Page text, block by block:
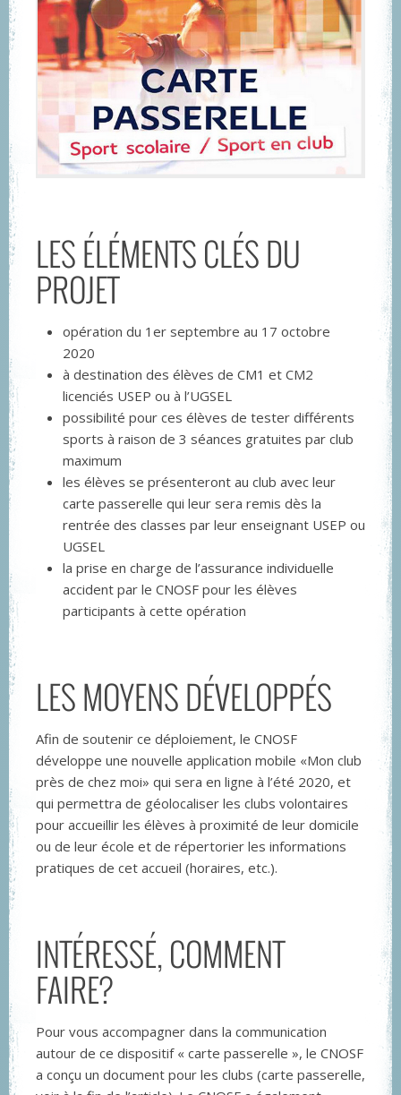
LES ÉLÉMENTS CLÉS DU
PROJET
opération du 1er septembre au 17 octobre
2020
à destination des élèves de CM1 et CM2
licenciés USEP ou à l’UGSEL
possibilité pour ces élèves de tester différents
sports à raison de 3 séances gratuites par club
maximum
les élèves se présenteront au club avec leur
carte passerelle qui leur sera remis dès la
rentrée des classes par leur enseignant USEP ou
UGSEL
la prise en charge de l’assurance individuelle
accident par le CNOSF pour les élèves
participants à cette opération
LES MOYENS DÉVELOPPÉS
Afin de soutenir ce déploiement, le CNOSF
développe une nouvelle application mobile «Mon club
près de chez moi» qui sera en ligne à l’été 2020, et
qui permettra de géolocaliser les clubs volontaires
pour accueillir les élèves à proximité de leur domicile
ou de leur école et de répertorier les informations
pratiques de cet accueil (horaires, etc.).
INTÉRESSÉ, COMMENT
FAIRE?
Pour vous accompagner dans la communication
autour de ce dispositif « carte passerelle », le CNOSF
a conçu un document pour les clubs (carte passerelle,